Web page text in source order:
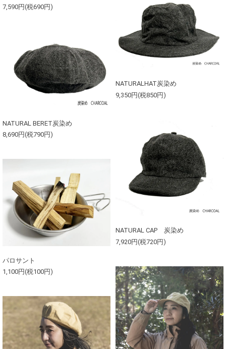
7,590円(税690円)
NATURALHAT炭染め
9,350円(税850円)
NATURAL BERET炭染め
8,690円(税790円)
NATURAL CAP 炭染め
7,920円(税720円)
パロサント
1,100円(税100円)